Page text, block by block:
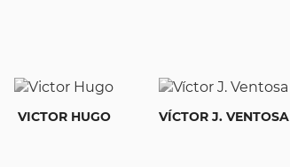
VICTOR HUGO VÍCTOR J. VENTOSA